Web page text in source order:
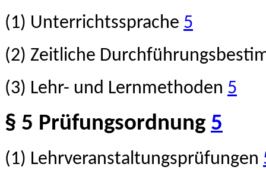
(1) Unterrichtssprache 5
(2) Zeitliche
(3) Lehr- und Lernmethoden 5
§ 5 Prüfungsordnung 5
(1) Lehrveranstaltungsprüfungen